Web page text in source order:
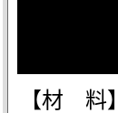
【材 料】